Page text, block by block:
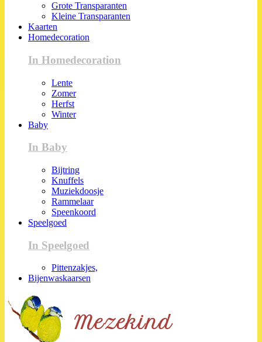
Grote Transparanten
Kleine Transparanten
Kaarten
Homedecoration
In Homedecoration
Lente
Zomer
Herfst
Winter
Baby
In Baby
Bijtring
Knuffels
Muziekdoosje
Rammelaar
Speenkoord
Speelgoed
In Speelgoed
Pittenzakjes,
Bijenwaskaarsen